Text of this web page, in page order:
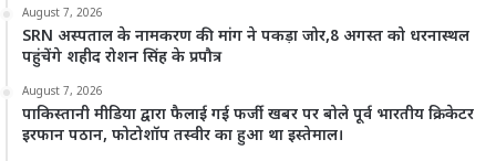
August 7, 2026
SRN अस्पताल के नामकरण की मांग ने पकड़ा जोर,8 अगस्त को धरनास्थल
पहुंचेंगे शहीद रोशन सिंह के प्रपौत्र
August 7, 2026
पाकिस्तानी मीडिया द्वारा फैलाई गई फर्जी खबर पर बोले पूर्व भारतीय क्रिकेटर
इरफान पठान, फोटोशॉप तस्वीर का हुआ था इस्तेमाल।